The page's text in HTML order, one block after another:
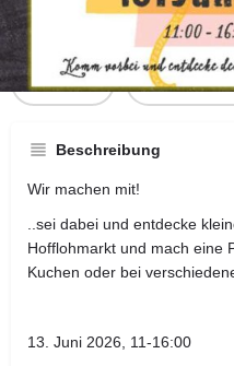
Anmeldung
Teilen Ort
Beschreibung
Wir machen mit!
..sei dabei und entdecke
Hofflohmarkt und mach eine
Kuchen oder bei
13. Juni 2026, 11-16:00